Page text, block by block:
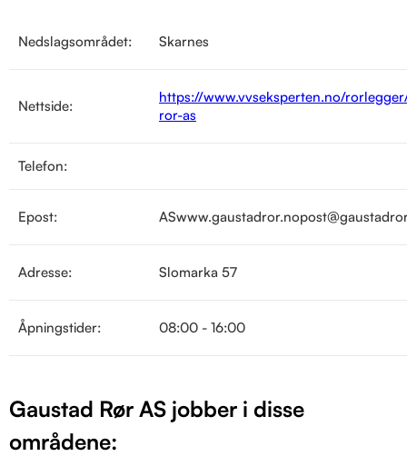
Nedslagsområdet: Skarnes
Nettside:
https://www.vvseksperten.no/
ror-as
Telefon:
Epost:
Adresse: Slomarka 57
Åpningstider: 08:00 - 16:00
Gaustad Rør AS jobber i disse
områdene: